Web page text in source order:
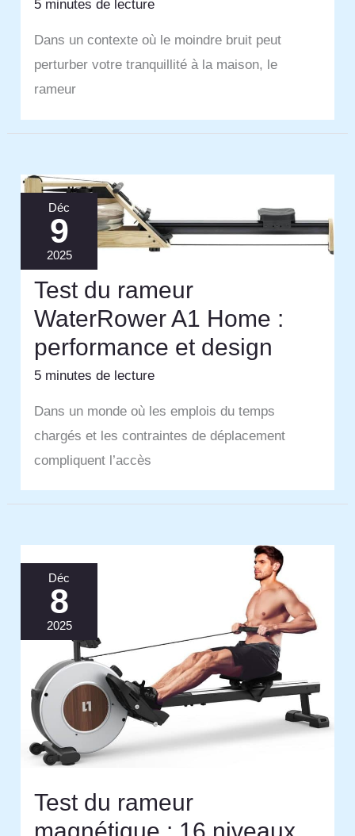
5 minutes de lecture
Dans un contexte où le moindre bruit peut
perturber votre tranquillité à la maison, le
rameur
Déc
9
2025
Test du rameur
WaterRower A1 Home :
performance et design
5 minutes de lecture
Dans un monde où les emplois du temps
chargés et les contraintes de déplacement
compliquent l’accès
Déc
8
2025
Test du rameur
magnétique : 16 niveaux